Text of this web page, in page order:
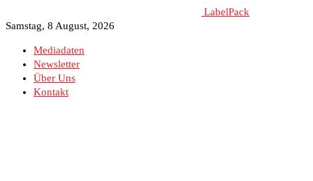
LabelPack
Samstag, 8 August, 2026
Mediadaten
Newsletter
Über Uns
Kontakt